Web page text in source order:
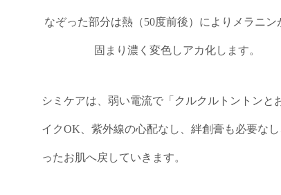
なぞった部分は熱（50度前後）によりメラニン
固まり濃く変色しアカ化します。
シミケアは、弱い電流で「クルクルトントン
イクOK、紫外線の心配なし、絆創膏も必要な
ったお肌へ戻していきます。